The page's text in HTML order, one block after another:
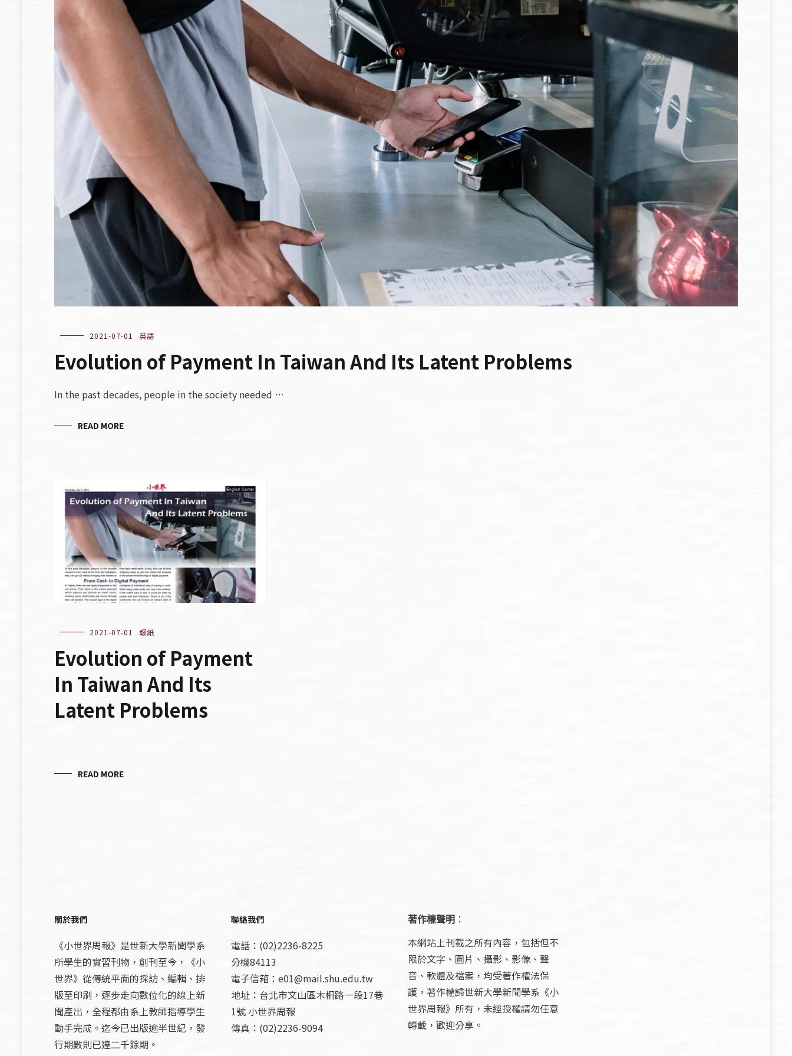
2021-07-01 英語
Evolution of Payment In Taiwan And Its Latent Problems
In the past decades, people in the society needed …
READ MORE
2021-07-01 報紙
Evolution of Payment
In Taiwan And Its
Latent Problems
READ MORE
關於我們
《小世界周報》是世新大學新聞學系
所學生的實習刊物，創刊至今，《小
世界》從傳統平面的採訪、編輯、排
版至印刷，逐步走向數位化的線上新
聞產出，全程都由系上教師指導學生
動手完成。迄今已出版逾半世紀，發
行期數則已達二千餘期。
聯絡我們
電話：(02)2236-8225
分機84113
電子信箱：e01@mail.shu.edu.tw
地址：台北市文山區木柵路一段17巷
1號 小世界周報
傳真：(02)2236-9094
著作權聲明 ：
本網站上刊載之所有內容，包括但不
限於文字、圖片、攝影、影像、聲
音、軟體及檔案，均受著作權法保
護，著作權歸世新大學新聞學系《小
世界周報》所有，未經授權請勿任意
轉載，歡迎分享。